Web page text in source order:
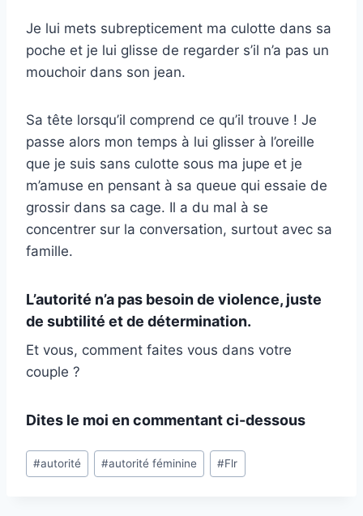
Je lui mets subrepticement ma culotte dans sa
poche et je lui glisse de regarder s’il n’a pas un
mouchoir dans son jean.
Sa tête lorsqu’il comprend ce qu’il trouve ! Je
passe alors mon temps à lui glisser à l’oreille
que je suis sans culotte sous ma jupe et je
m’amuse en pensant à sa queue qui essaie de
grossir dans sa cage. Il a du mal à se
concentrer sur la conversation, surtout avec sa
famille.
L’autorité n’a pas besoin de violence, juste
de subtilité et de détermination.
Et vous, comment faites vous dans votre
couple ?
Dites le moi en commentant ci-dessous
Post
Tags:
#autorité #autorité féminine #Flr